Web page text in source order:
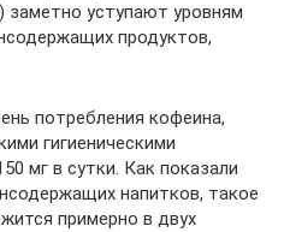
уступают уровням
продуктов,
потребления кофеина,
гигиеническими
мг в сутки. Как показали
напитков, такое
примерно в двух